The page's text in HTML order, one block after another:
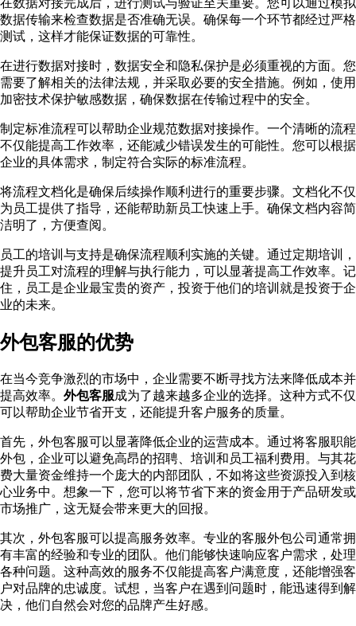
数据传输来检查数据是否准确无误。确保每一个环节都经过严格
测试，这样才能保证数据的可靠性。
在进行数据对接时，数据安全和隐私保护是必须重视的方面。您
需要了解相关的法律法规，并采取必要的安全措施。例如，使用
加密技术保护敏感数据，确保数据在传输过程中的安全。
制定标准流程可以帮助企业规范数据对接操作。一个清晰的流程
不仅能提高工作效率，还能减少错误发生的可能性。您可以根据
企业的具体需求，制定符合实际的标准流程。
将流程文档化是确保后续操作顺利进行的重要步骤。文档化不仅
为员工提供了指导，还能帮助新员工快速上手。确保文档内容简
洁明了，方便查阅。
员工的培训与支持是确保流程顺利实施的关键。通过定期培训，
提升员工对流程的理解与执行能力，可以显著提高工作效率。记
住，员工是企业最宝贵的资产，投资于他们的培训就是投资于企
业的未来。
外包客服的优势
在当今竞争激烈的市场中，企业需要不断寻找方法来降低成本并
提高效率。 外包客服成为了越来越多企业的选择。这种方式不仅
可以帮助企业节省开支，还能提升客户服务的质量。
首先，外包客服可以显著降低企业的运营成本。通过将客服职能
外包，企业可以避免高昂的招聘、培训和员工福利费用。与其花
费大量资金维持一个庞大的内部团队，不如将这些资源投入到核
心业务中。想象一下，您可以将节省下来的资金用于产品研发或
市场推广，这无疑会带来更大的回报。
其次，外包客服可以提高服务效率。专业的客服外包公司通常拥
有丰富的经验和专业的团队。他们能够快速响应客户需求，处理
各种问题。这种高效的服务不仅能提高客户满意度，还能增强客
户对品牌的忠诚度。试想，当客户在遇到问题时，能迅速得到解
决，他们自然会对您的品牌产生好感。